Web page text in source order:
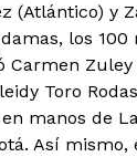
(Atlántico) y
los
Carmen
Toro
manos de
Así